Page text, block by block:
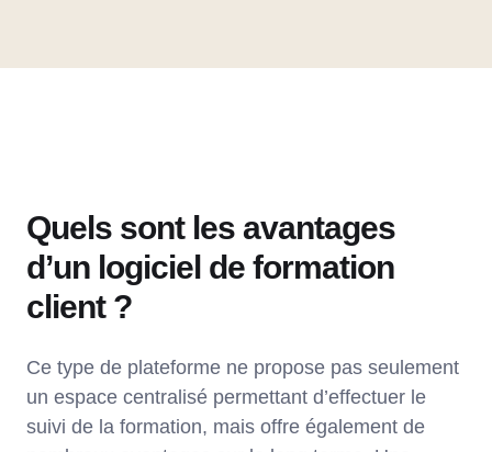
Quels sont les avantages
d’un logiciel de formation
client ?
Ce type de plateforme ne propose pas seulement
un espace centralisé permettant d’effectuer le
suivi de la formation, mais offre également de